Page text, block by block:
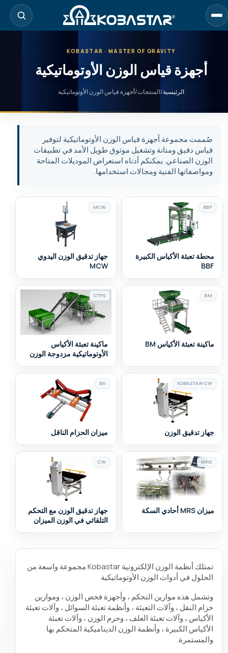
الانتقال
إلى
المحتوى
KOBASTAR · MASTER OF GRAVITY
أجهزة قياس الوزن الأوتوماتيكية
الرئيسية/المنتجات/أجهزة قياس الوزن الأوتوماتيكية
صُممت مجموعة أجهزة قياس الوزن الأوتوماتيكية لتوفير
قياس دقيق ومتانة وتشغيل موثوق طويل الأمد في تطبيقات
الوزن الصناعي. يمكنكم أدناه استعراض الموديلات المتاحة
ومواصفاتها الفنية ومجالات استخدامها.
BBF
محطة تعبئة الأكياس الكبيرة
BBF
MCW
جهاز تدقيق الوزن اليدوي
MCW
BM
ماكينة تعبئة الأكياس BM
CTPS
ماكينة تعبئة الأكياس
الأوتوماتيكية مزدوجة الوزن
KOBASTAR-CW
جهاز تدقيق الوزن
BK
ميزان الحزام الناقل
MRS
ميزان MRS أحادي السكة
CW
جهاز تدقيق الوزن مع التحكم
التلقائي في الوزن الميزان
تمتلك أنظمة الوزن الإلكترونية Kobastar مجموعة واسعة من
الحلول في أدوات الوزن الأوتوماتيكية
وتشمل هذه موازين التحكم ، وأجهزة فحص الوزن ، وموازين
حزام النقل ، وآلات التعبئة ، وأنظمة تعبئة السوائل ، وآلات تعبئة
الأكياس ، وآلات تعبئة العلف ، وحزم الوزن ، وآلات تعبئة
الأكياس الكبيرة ، وأنظمة الوزن الديناميكية المتحكم بها
والمستمرة.